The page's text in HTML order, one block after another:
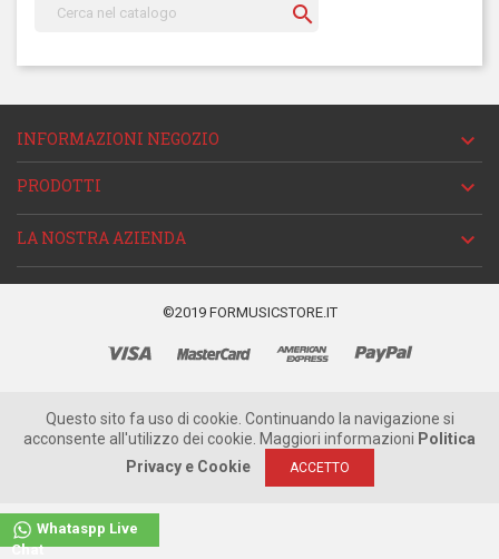

INFORMAZIONI NEGOZIO 
PRODOTTI 
LA NOSTRA AZIENDA 
Whataspp Live
Chat
©2019 FORMUSICSTORE.IT
Questo sito fa uso di cookie. Continuando la navigazione si
acconsente all'utilizzo dei cookie. Maggiori informazioni Politica
Privacy e Cookie
ACCETTO